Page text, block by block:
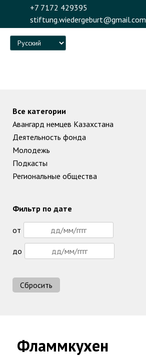
+7 7172 429395
stiftung.wiedergeburt@gmail.com
Language
Фламмкухен
Все категории
Авангард немцев Казахстана
Деятельность фонда
Молодежь
Подкасты
Региональные общества
Фильтр по дате
от
до
Сбросить